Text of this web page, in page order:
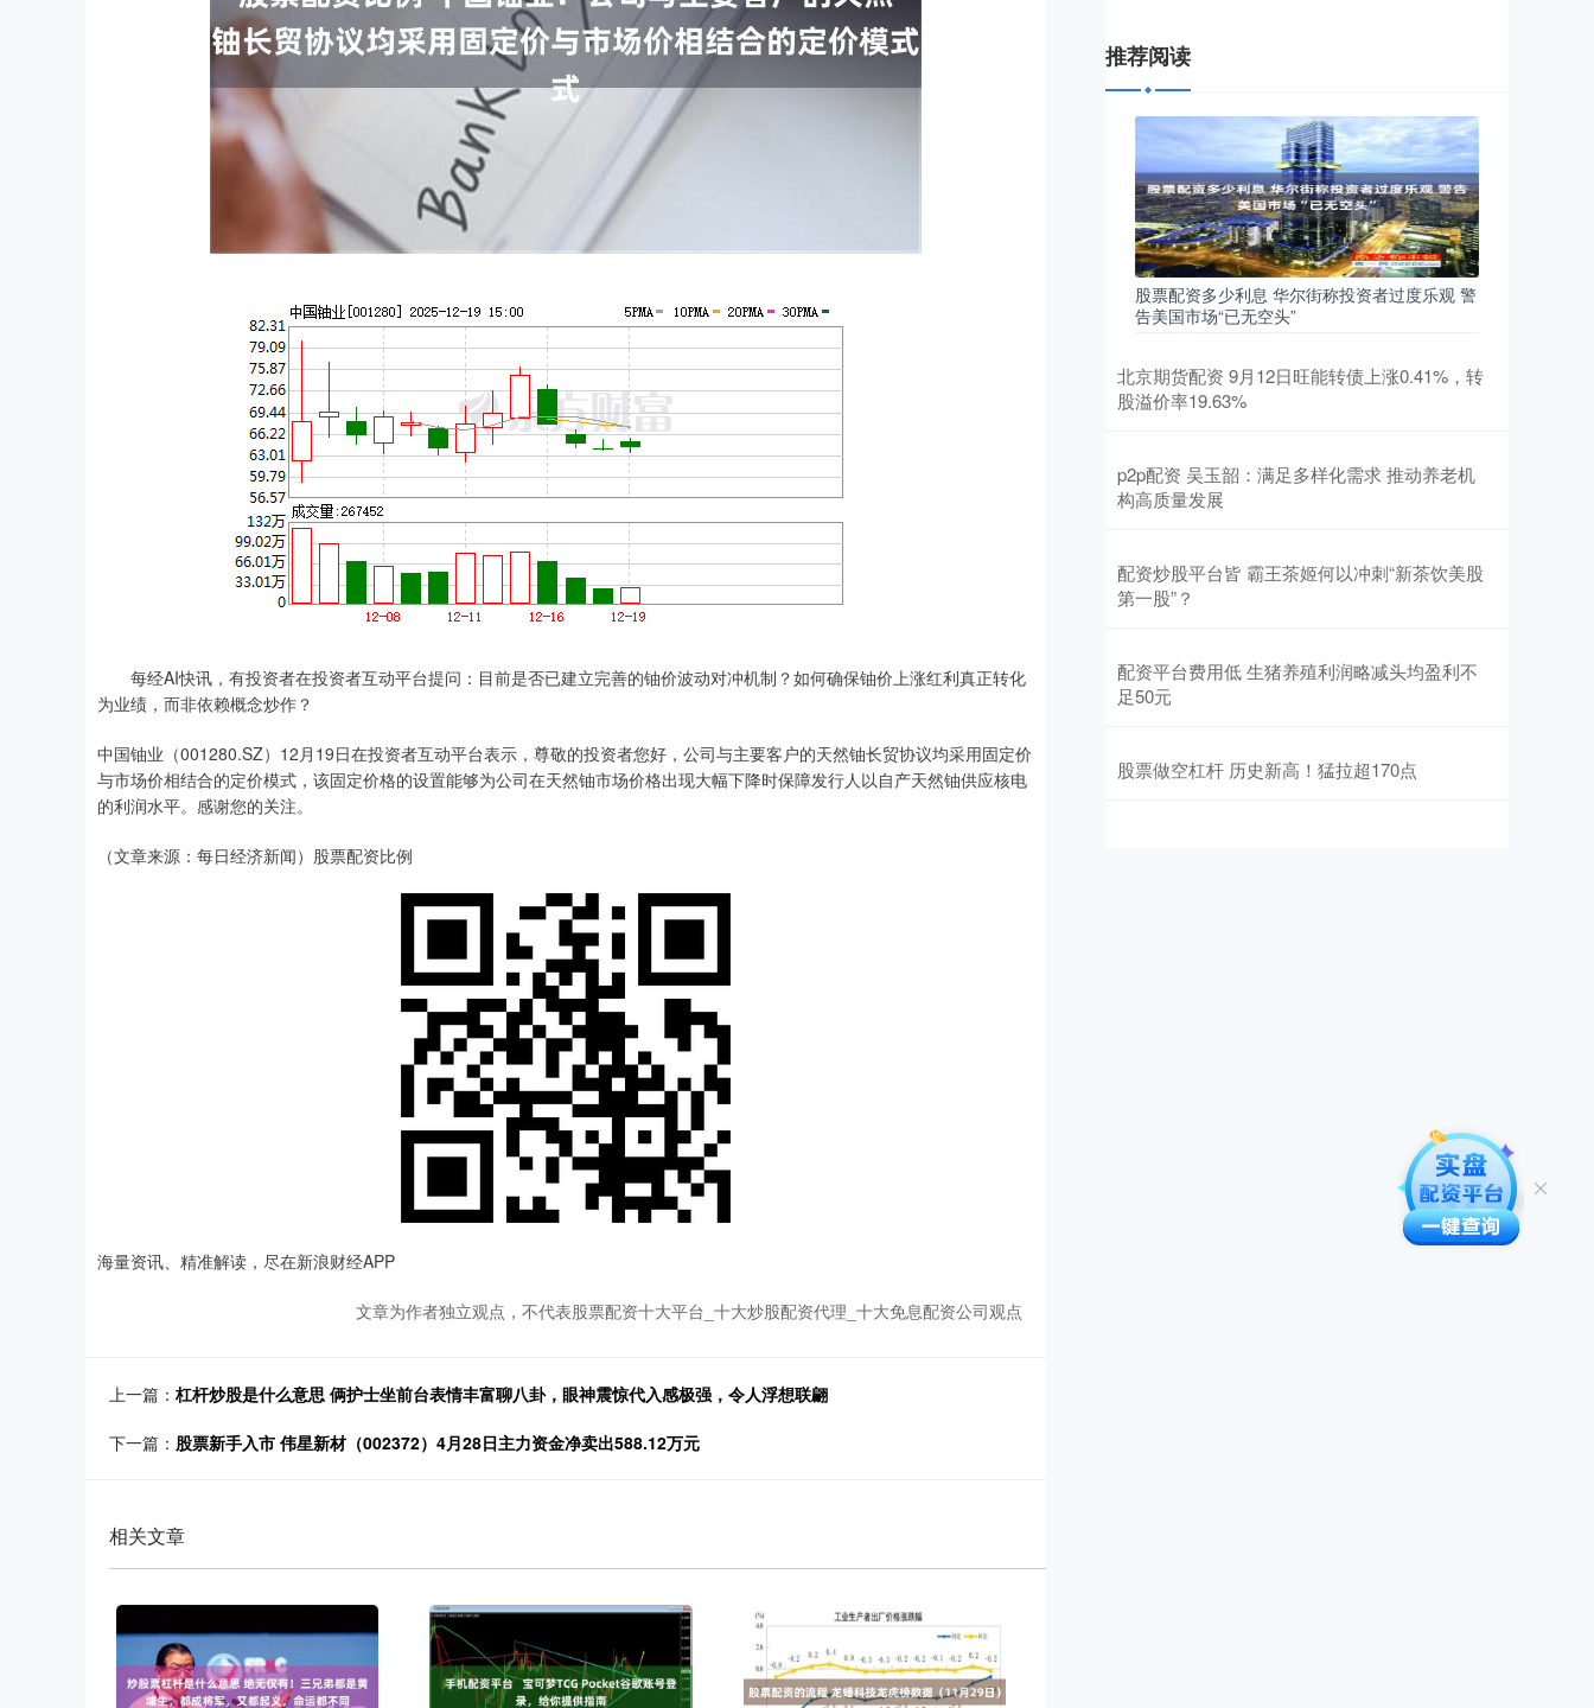
每经AI快讯，有投资者在投资者互动平台提问：目前是否已建立完善的铀价波动对冲机制？如何确保铀价上涨红利真正转化
为业绩，而非依赖概念炒作？
中国铀业（001280.SZ）12月19日在投资者互动平台表示，尊敬的投资者您好，公司与主要客户的天然铀长贸协议均采用固定价
与市场价相结合的定价模式，该固定价格的设置能够为公司在天然铀市场价格出现大幅下降时保障发行人以自产天然铀供应核电
的利润水平。感谢您的关注。
（文章来源：每日经济新闻）股票配资比例
海量资讯、精准解读，尽在新浪财经APP
文章为作者独立观点，不代表股票配资十大平台_十大炒股配资代理_十大免息配资公司观点
上一篇： 杠杆炒股是什么意思 俩护士坐前台表情丰富聊八卦，眼神震惊代入感极强，令人浮想联翩
下一篇： 股票新手入市 伟星新材（002372）4月28日主力资金净卖出588.12万元
相关文章
推荐阅读
股票配资多少利息 华尔街称投资者过度乐观 警
告美国市场“已无空头”
北京期货配资 9月12日旺能转债上涨0.41%，转
股溢价率19.63%
p2p配资 吴玉韶：满足多样化需求 推动养老机
构高质量发展
配资炒股平台皆 霸王茶姬何以冲刺“新茶饮美股
第一股”？
配资平台费用低 生猪养殖利润略减头均盈利不
足50元
股票做空杠杆 历史新高！猛拉超170点